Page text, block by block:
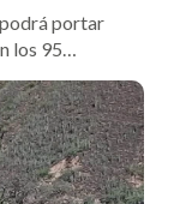
portar
los 95
busca reforzar